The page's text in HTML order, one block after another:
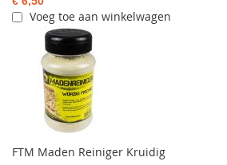
Voeg toe aan winkelwagen
FTM Maden Reiniger Kruidig